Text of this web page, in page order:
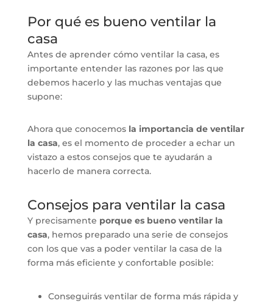
Por qué es bueno ventilar la
casa
Antes de aprender cómo ventilar la casa, es
importante entender las razones por las que
debemos hacerlo y las muchas ventajas que
supone:
Ahora que conocemos la importancia de ventilar
la casa, es el momento de proceder a echar un
vistazo a estos consejos que te ayudarán a
hacerlo de manera correcta.
Consejos para ventilar la casa
Y precisamente porque es bueno ventilar la
casa, hemos preparado una serie de consejos
con los que vas a poder ventilar la casa de la
forma más eficiente y confortable posible:
Conseguirás ventilar de forma más rápida y